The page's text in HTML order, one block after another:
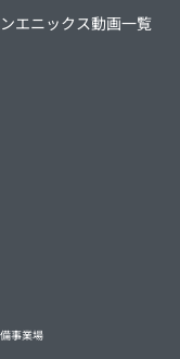
エニックス動画一覧
事業場